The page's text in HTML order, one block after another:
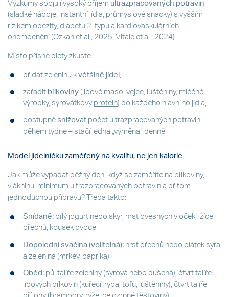
Výzkumy spojují vysoký příjem ultrazpracovaných potravin
(sladké nápoje, instantní jídla, průmyslové snacky) s vyšším
rizikem obezity, diabetu 2. typu a kardiovaskulárních
onemocnění (Ozkan et al., 2025; Vitale et al., 2024).
Místo přísné diety zkuste:
přidat zeleninu k většině jídel
zařadit bílkoviny (libové maso, vejce, luštěniny, mléčné
výrobky, syrovátkový protein) do každého hlavního jídla,
postupně snižovat počet ultrazpracovaných potravin
během týdne – stačí jedna „výměna“ denně.
Model jídelníčku zaměřený na kvalitu, ne jen kalorie
Jak může vypadat běžný den, když se zaměříte na bílkoviny,
vlákninu, minimum ultrazpracovaných potravin a přitom
jednoduchou přípravu? Třeba takto:
Snídaně: bílý jogurt nebo skyr, hrst ovesných vloček, lžíce
ořechů, kousek ovoce
Dopolední svačina (volitelná): hrst ořechů nebo plátek sýra
a zelenina (mrkev, paprika)
Oběd: půl talíře zeleniny (syrová nebo dušená), čtvrt talíře
libových bílkovin (kuřecí, ryba, tofu, luštěniny), čtvrt talíře